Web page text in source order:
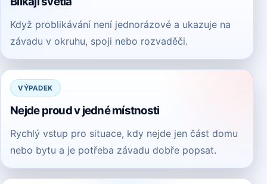
Když problikávání není jednorázové a ukazuje na
závadu v okruhu, spoji nebo rozvaděči.
VÝPADEK
Nejde proud v jedné místnosti
Rychlý vstup pro situace, kdy nejde jen část domu
nebo bytu a je potřeba závadu dobře popsat.